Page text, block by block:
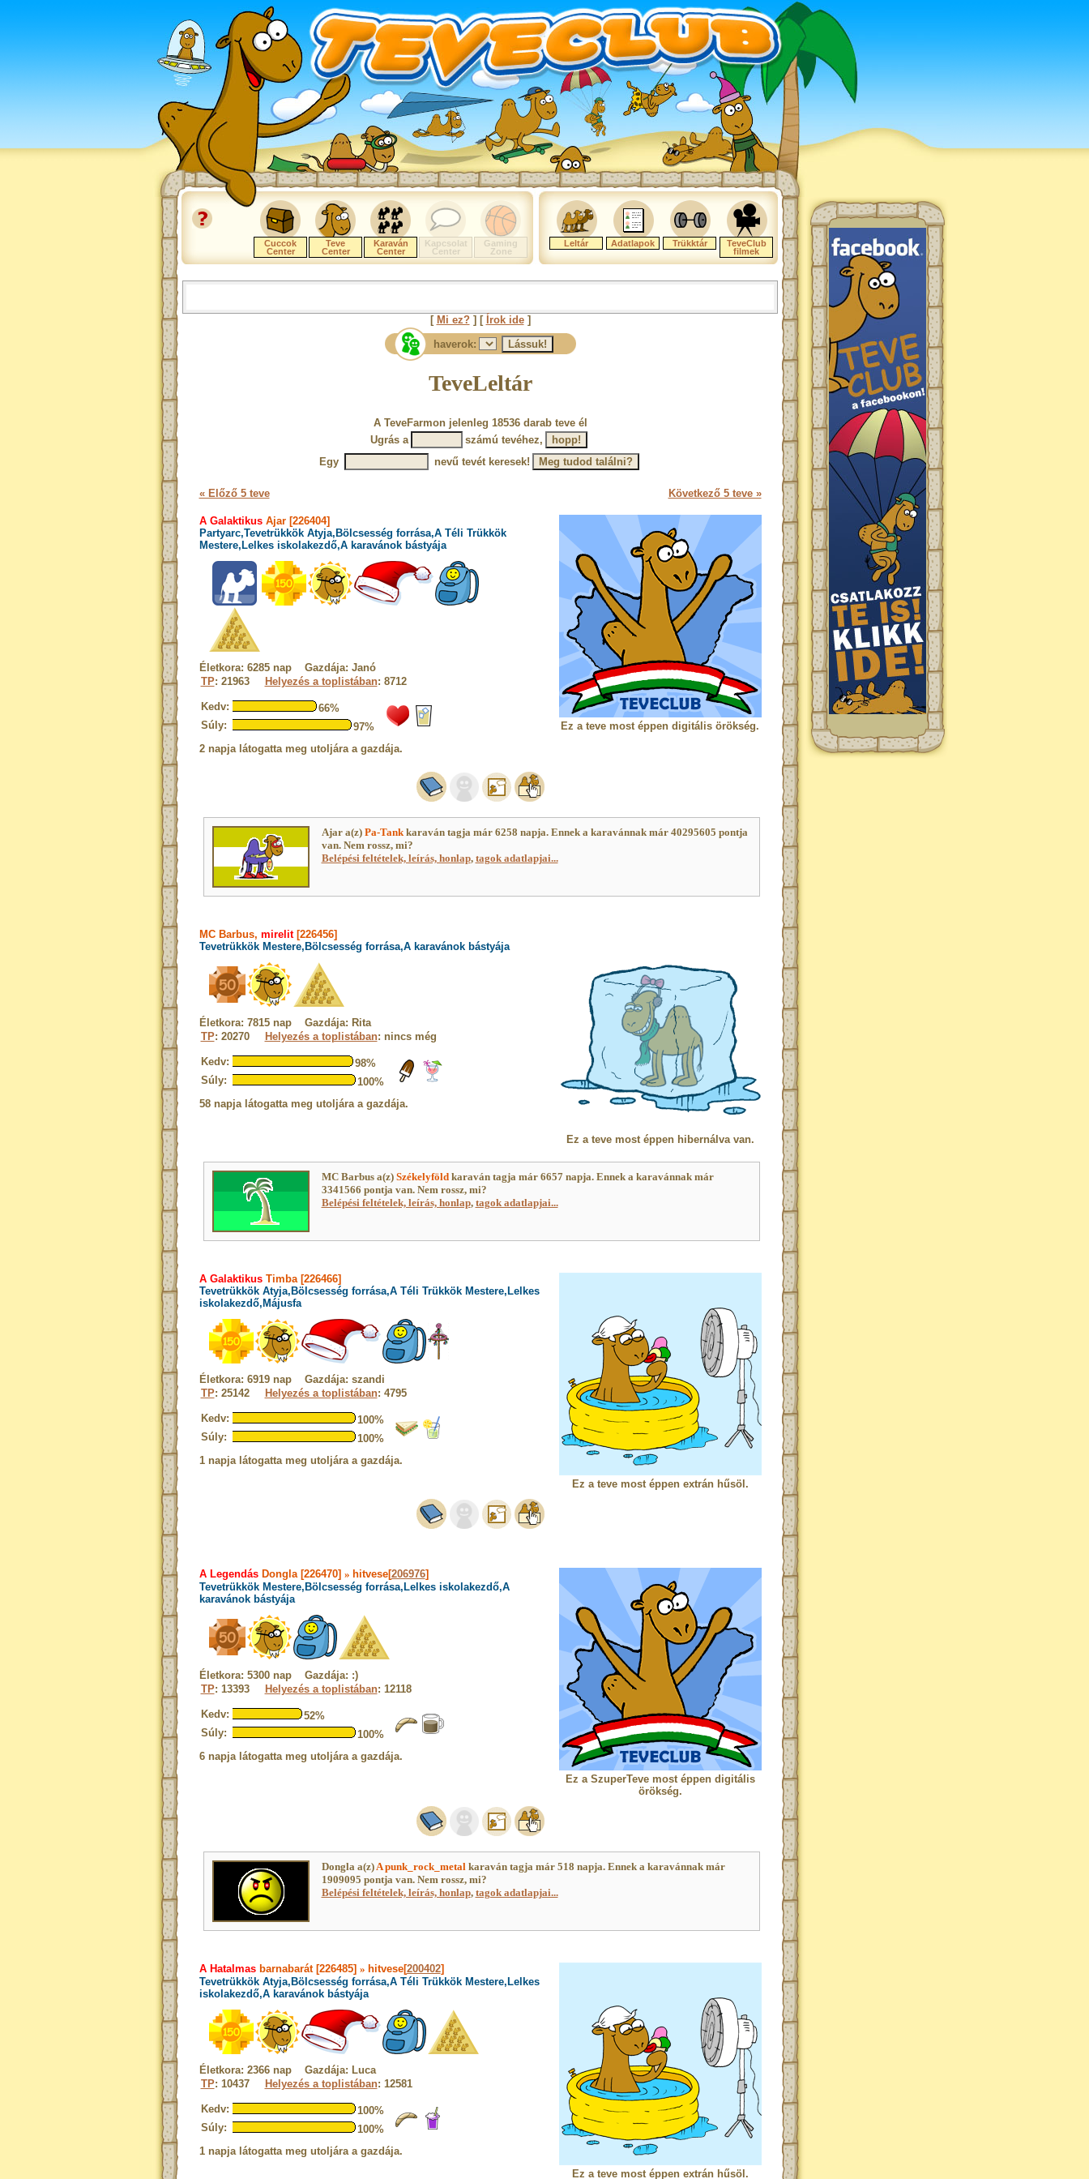
Cuccok
Center
Teve
Center
Karaván
Center
Kapcsolat
Center
Gaming
Zone
Leltár Adatlapok Trükktár
TeveClub
filmek
[ Mi ez?] [ Írok ide]
haverok:
TeveLeltár
A TeveFarmon jelenleg 18536 darab teve él
Ugrás a
számú tevéhez,
Egy
nevű tevét keresek!
« Előző 5 teve Következő 5 teve »
A GalaktikusAjar [226404]
Partyarc,Tevetrükkök Atyja,Bölcsesség forrása,A Téli Trükkök
Mestere,Lelkes iskolakezdő,A karavánok bástyája
Életkora: 6285 nap Gazdája: Janó
TP: 21963 Helyezés a toplistában: 8712
Kedv:
66%
Súly:
97%
2 napja látogatta meg utoljára a gazdája.
Ez a teve most éppen digitális örökség.
Ajar a(z) Pa-Tankkaraván tagja már 6258 napja. Ennek a karavánnak már 40295605 pontja
van. Nem rossz, mi?
Belépési feltételek, leírás, honlap, tagok adatlapjai...
MC Barbus, mirelit[226456]
Tevetrükkök Mestere,Bölcsesség forrása,A karavánok bástyája
Életkora: 7815 nap Gazdája: Rita
TP: 20270 Helyezés a toplistában: nincs még
Kedv:
98%
Súly:
100%
58 napja látogatta meg utoljára a gazdája.
Ez a teve most éppen hibernálva van.
MC Barbus a(z) Székelyföldkaraván tagja már 6657 napja. Ennek a karavánnak már
3341566 pontja van. Nem rossz, mi?
Belépési feltételek, leírás, honlap, tagok adatlapjai...
A GalaktikusTimba [226466]
Tevetrükkök Atyja,Bölcsesség forrása,A Téli Trükkök Mestere,Lelkes
iskolakezdő,Májusfa
Életkora: 6919 nap Gazdája: szandi
TP: 25142 Helyezés a toplistában: 4795
Kedv:
100%
Súly:
100%
1 napja látogatta meg utoljára a gazdája.
Ez a teve most éppen extrán hűsöl.
A LegendásDongla [226470] » hitvese[206976]
Tevetrükkök Mestere,Bölcsesség forrása,Lelkes iskolakezdő,A
karavánok bástyája
Életkora: 5300 nap Gazdája: :)
TP: 13393 Helyezés a toplistában: 12118
Kedv:
52%
Súly:
100%
6 napja látogatta meg utoljára a gazdája.
Ez a SzuperTeve most éppen digitális
örökség.
Dongla a(z)A punk_rock_metalkaraván tagja már 518 napja. Ennek a karavánnak már
1909095 pontja van. Nem rossz, mi?
Belépési feltételek, leírás, honlap, tagok adatlapjai...
A Hatalmasbarnabarát [226485] » hitvese[200402]
Tevetrükkök Atyja,Bölcsesség forrása,A Téli Trükkök Mestere,Lelkes
iskolakezdő,A karavánok bástyája
Életkora: 2366 nap Gazdája: Luca
TP: 10437 Helyezés a toplistában: 12581
Kedv:
100%
Súly:
100%
1 napja látogatta meg utoljára a gazdája.
Ez a teve most éppen extrán hűsöl.